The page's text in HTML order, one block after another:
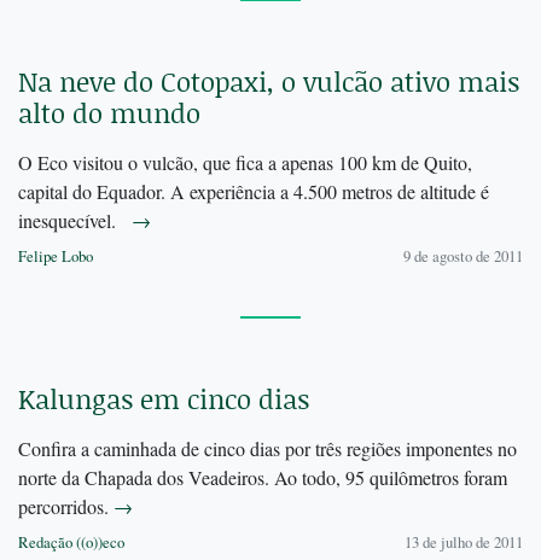
Na neve do Cotopaxi, o vulcão ativo mais
alto do mundo
O Eco visitou o vulcão, que fica a apenas 100 km de Quito,
capital do Equador. A experiência a 4.500 metros de altitude é
inesquecível. →
Felipe Lobo 9 de agosto de 2011
Kalungas em cinco dias
Confira a caminhada de cinco dias por três regiões imponentes no
norte da Chapada dos Veadeiros. Ao todo, 95 quilômetros foram
percorridos. →
Redação ((o))eco 13 de julho de 2011